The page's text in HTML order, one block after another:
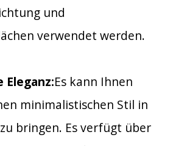
und
verwendet werden.
Eleganz:Es kann Ihnen
minimalistischen Stil in
bringen. Es verfügt über